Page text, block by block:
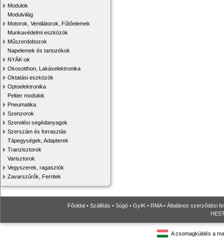
Modulok
Modulvilág
Motorok, Ventilátorok, Fűtőelemek
Munkavédelmi eszközök
Műszerdobozok
Napelemek és tartozékok
NYÁK-ok
Okosotthon, Lakáselektronika
Oktatási eszközök
Optoelektronika
Peltier modulok
Pneumatika
Szenzorok
Szerelési segédanyagok
Szerszám és forrasztás
Tápegységek, Adapterek
Tranzisztorok
Varisztorok
Vegyszerek, ragasztók
Zavarszűrők, Ferritek
Főoldal • Szállítás • Súgó • GyIK • RMA• Általános szerződési
A csomagküldés a